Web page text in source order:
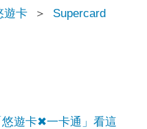
遊卡 ＞ Supercard
遊卡✖一卡通」看這